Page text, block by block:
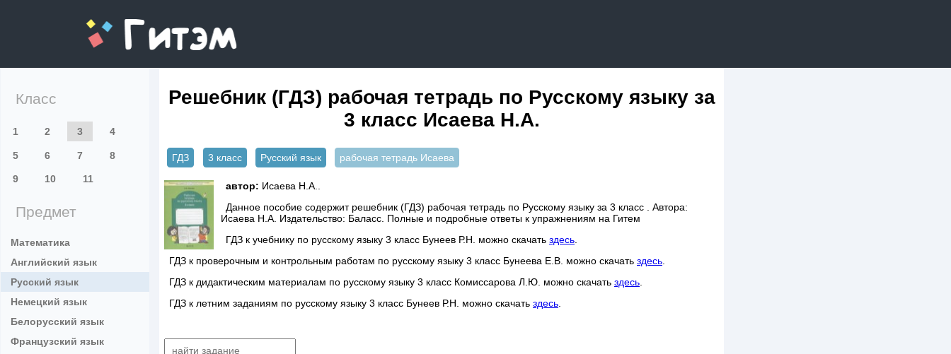
gitem.me
Класс
1 2 3 4
5 6 7 8
9 10 11
Предмет
Математика
Английский язык
Русский язык
Немецкий язык
Белорусский язык
Французский язык
Решебник (ГДЗ) рабочая тетрадь по Русскому языку за
3 класс Исаева Н.А.
ГДЗ 3 класс Русский язык рабочая тетрадь Исаева
автор: Исаева Н.А..
Данное пособие содержит решебник (ГДЗ) рабочая тетрадь по Русскому языку за 3 класс . Автора:
Исаева Н.А. Издательство: Баласс. Полные и подробные ответы к упражнениям на Гитем
ГДЗ к учебнику по русскому языку 3 класс Бунеев Р.Н. можно скачать здесь.
ГДЗ к проверочным и контрольным работам по русскому языку 3 класс Бунеева Е.В. можно скачать здесь.
ГДЗ к дидактическим материалам по русскому языку 3 класс Комиссарова Л.Ю. можно скачать здесь.
ГДЗ к летним заданиям по русскому языку 3 класс Бунеев Р.Н. можно скачать здесь.